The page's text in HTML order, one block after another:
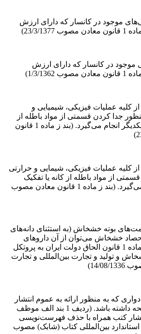
موجود در کانسار که دارای ارزش
3/1377)
موجود در کانسار که دارای ارزش
1362)
کلیه عملیات فیزیکی، شیمیایی و
جدا کردن قسمتی از مواد باطله از
کانه یا تفکیک کانه‌ها از یکدیگر انجام می‌گیرد. (بند ز ماده 1 قانون
کلیه عملیات فیزیکی، شیمایی و حرارتی
از مواد باطله از کانه یا تفکیک
کانه‌ها از یکدیگر انجام می‌گیرد. (بند ز ماده 1 قانون معادن مصوب
بوته‌ خشخاش (به استثنای دانه‌های
خشخاش می‌توان از آن داروهای
مخدره استخراج نمود. (ماده 1 قانون الحاق دولت ایران به پروتکل
و تولید و تجارت بین‌المللی و تجارت
که به منظور ارائه به عموم انتشار
یافته و بیش از (25) صفحه داشته باشد. (ردیف 1 بند الف موظف
کتب همراه با حذف فهرست‌نویسی
بین‌المللی کتاب (شابک) مصوب